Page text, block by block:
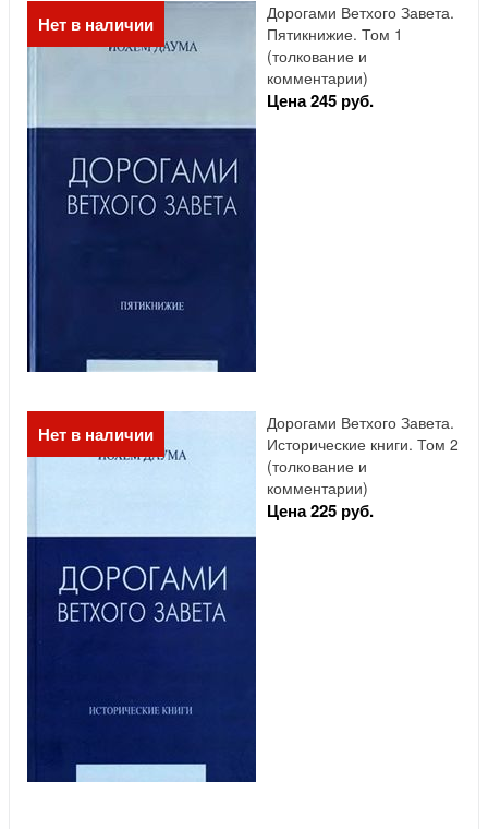
Нет в наличии
Дорогами Ветхого Завета.
Пятикнижие. Том 1
(толкование и
комментарии)
Цена 245 руб.
Нет в наличии
Дорогами Ветхого Завета.
Исторические книги. Том 2
(толкование и
комментарии)
Цена 225 руб.